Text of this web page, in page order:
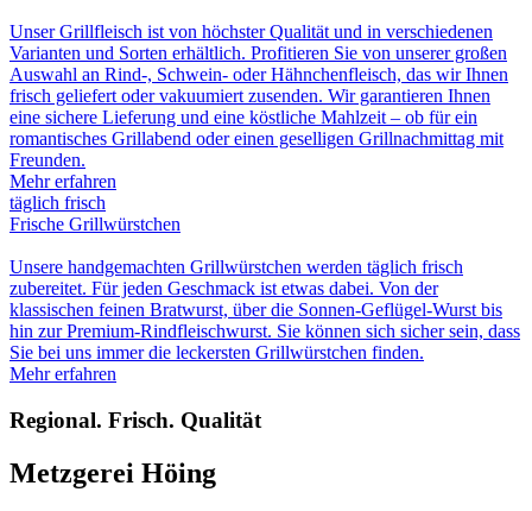
Unser Grillfleisch ist von höchster Qualität und in verschiedenen
Varianten und Sorten erhältlich. Profitieren Sie von unserer großen
Auswahl an Rind-, Schwein- oder Hähnchenfleisch, das wir Ihnen
frisch geliefert oder vakuumiert zusenden. Wir garantieren Ihnen
eine sichere Lieferung und eine köstliche Mahlzeit – ob für ein
romantisches Grillabend oder einen geselligen Grillnachmittag mit
Freunden.
Mehr erfahren
täglich frisch
Frische Grillwürstchen
Unsere handgemachten Grillwürstchen werden täglich frisch
zubereitet. Für jeden Geschmack ist etwas dabei. Von der
klassischen feinen Bratwurst, über die Sonnen-Geflügel-Wurst bis
hin zur Premium-Rindfleischwurst. Sie können sich sicher sein, dass
Sie bei uns immer die leckersten Grillwürstchen finden.
Mehr erfahren
Regional. Frisch. Qualität
Metzgerei Höing